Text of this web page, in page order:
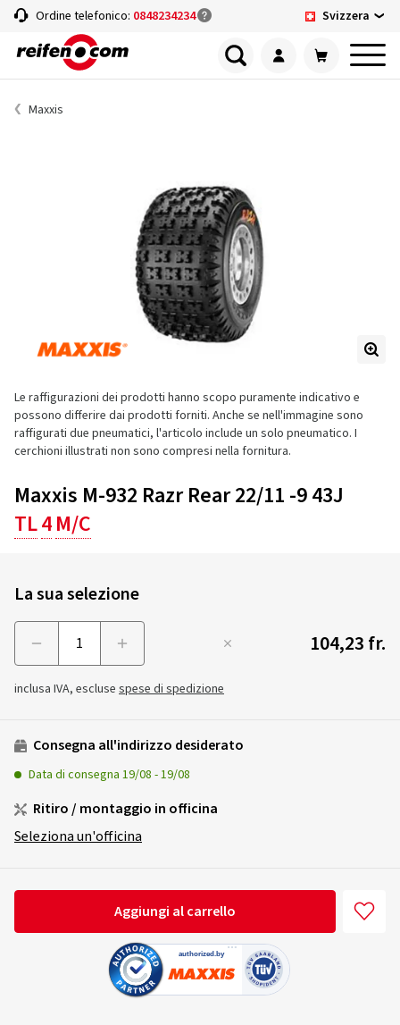
Ordine telefonico: 0848234234 Svizzera
Maxxis
Le raffigurazioni dei prodotti hanno scopo puramente indicativo e
possono differire dai prodotti forniti. Anche se nell'immagine sono
raffigurati due pneumatici, l'articolo include un solo pneumatico. I
cerchioni illustrati non sono compresi nella fornitura.
Maxxis M-932 Razr Rear 22/11 -9 43J
TL4M/C
La sua selezione
104,23 fr.
inclusa IVA, escluse spese di spedizione
Consegna all'indirizzo desiderato
Data di consegna 19/08 -19/08
Ritiro / montaggio in officina
Seleziona un'officina
Aggiungi al carrello